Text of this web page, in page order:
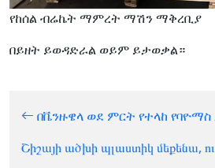
የከሰል ብሬኬት ማምረት ማሽን ማቅረቢያ
በይዘት ይወዳድራል ወይም ይታወቃል።
በቬንዙዌላ ወደ ምርት የተላከ
Շիշայի ածխի պլաստիկ մեքենա,